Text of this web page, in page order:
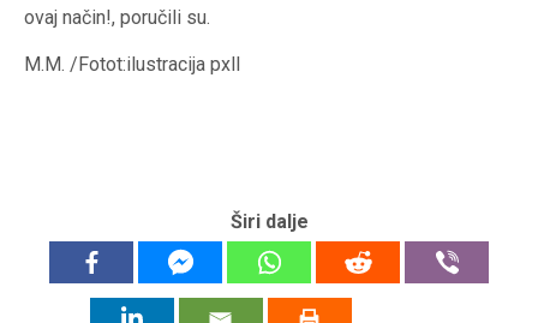
ovaj način!, poručili su.
M.M. /Fotot:ilustracija pxll
Širi dalje